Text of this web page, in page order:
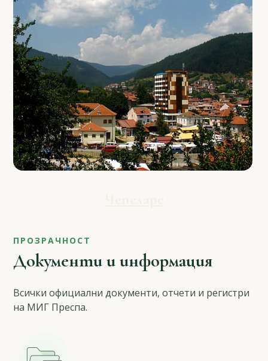
ПРОЗРАЧНОСТ
Документи и информация
Всички официални документи, отчети и регистри
на МИГ Преспа.